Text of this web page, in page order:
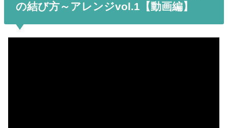
の結び方～アレンジvol.1【動画編】